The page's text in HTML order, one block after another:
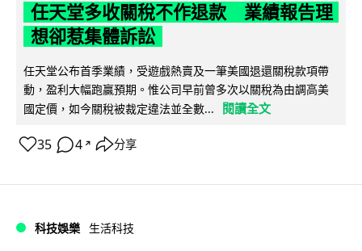
任天堂多收關稅不作退款 業績報告理
想卻惹集體訴訟
任天堂公布首季業績，受遊戲熱賣及一筆美國退還關稅款項帶
動，盈利大幅跑贏預期。惟公司早前曾多次以關稅為由調高美
國定價，如今關稅被裁定違法並全數...
閱讀全文
35 4 ↗ 分享
科技娛樂 生活科技